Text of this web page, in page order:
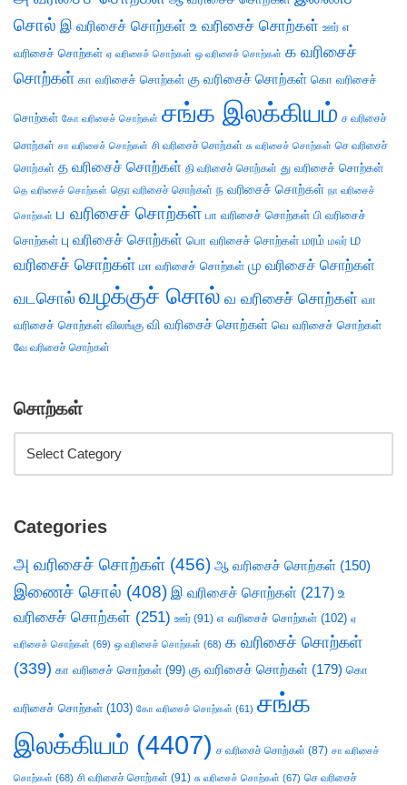
சொல் இ வரிசைச் சொற்கள் உ வரிசைச் சொற்கள் ஊர் எ
வரிசைச் சொற்கள் ஏ வரிசைச் சொற்கள் ஒ வரிசைச் சொற்கள் க வரிசைச்
சொற்கள் கா வரிசைச் சொற்கள் கு வரிசைச் சொற்கள் கொ வரிசைச்
சொற்கள் கோ வரிசைச் சொற்கள் சங்க இலக்கியம் ச வரிசைச்
சொற்கள் சா வரிசைச் சொற்கள் சி வரிசைச் சொற்கள் சு வரிசைச் சொற்கள் செ வரிசைச்
சொற்கள் த வரிசைச் சொற்கள் தி வரிசைச் சொற்கள் து வரிசைச் சொற்கள்
தெ வரிசைச் சொற்கள் தொ வரிசைச் சொற்கள் ந வரிசைச் சொற்கள் நா வரிசைச்
சொற்கள் ப வரிசைச் சொற்கள் பா வரிசைச் சொற்கள் பி வரிசைச்
சொற்கள் பு வரிசைச் சொற்கள் பொ வரிசைச் சொற்கள் மரம் மலர் ம
வரிசைச் சொற்கள் மா வரிசைச் சொற்கள் மு வரிசைச் சொற்கள்
வடசொல் வழக்குச் சொல் வ வரிசைச் சொற்கள் வா
வரிசைச் சொற்கள் விலங்கு வி வரிசைச் சொற்கள் வெ வரிசைச் சொற்கள்
வே வரிசைச் சொற்கள்
சொற்கள்
Categories
அ வரிசைச் சொற்கள் (456) ஆ வரிசைச் சொற்கள் (150)
இணைச் சொல் (408) இ வரிசைச் சொற்கள் (217) உ
வரிசைச் சொற்கள் (251) ஊர் (91) எ வரிசைச் சொற்கள் (102) ஏ
வரிசைச் சொற்கள் (69) ஒ வரிசைச் சொற்கள் (68) க வரிசைச் சொற்கள்
(339) கா வரிசைச் சொற்கள் (99) கு வரிசைச் சொற்கள் (179) கொ
வரிசைச் சொற்கள் (103) கோ வரிசைச் சொற்கள் (61) சங்க
இலக்கியம் (4407) ச வரிசைச் சொற்கள் (87) சா வரிசைச்
சொற்கள் (68) சி வரிசைச் சொற்கள் (91) சு வரிசைச் சொற்கள் (67) செ வரிசைச்